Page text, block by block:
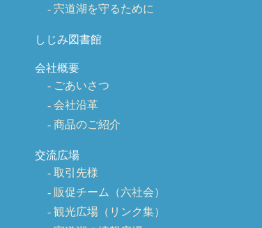
宍道湖を守るために
しじみ図書館
会社概要
ごあいさつ
会社沿革
商品のご紹介
交流広場
取引先様
販促チーム（六社会）
観光広場（リンク集）